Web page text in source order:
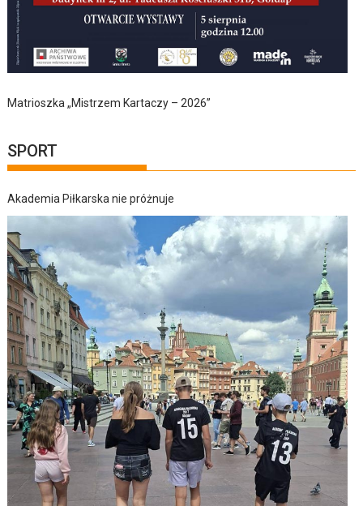
Matrioszka „Mistrzem Kartaczy – 2026”
SPORT
Akademia Piłkarska nie próżnuje